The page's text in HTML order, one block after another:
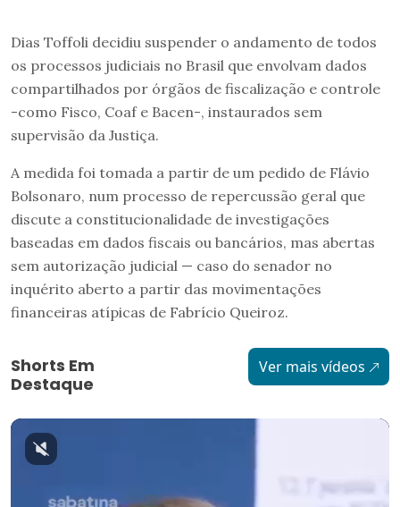
Dias Toffoli decidiu suspender o andamento de todos
os processos judiciais no Brasil que envolvam dados
compartilhados por órgãos de fiscalização e controle
-como Fisco, Coaf e Bacen-, instaurados sem
supervisão da Justiça.
A medida foi tomada a partir de um pedido de Flávio
Bolsonaro, num processo de repercussão geral que
discute a constitucionalidade de investigações
baseadas em dados fiscais ou bancários, mas abertas
sem autorização judicial — caso do senador no
inquérito aberto a partir das movimentações
financeiras atípicas de Fabrício Queiroz.
Shorts Em
Destaque
Ver mais vídeos